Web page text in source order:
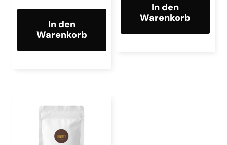
In den
Warenkorb
In den
Warenkorb